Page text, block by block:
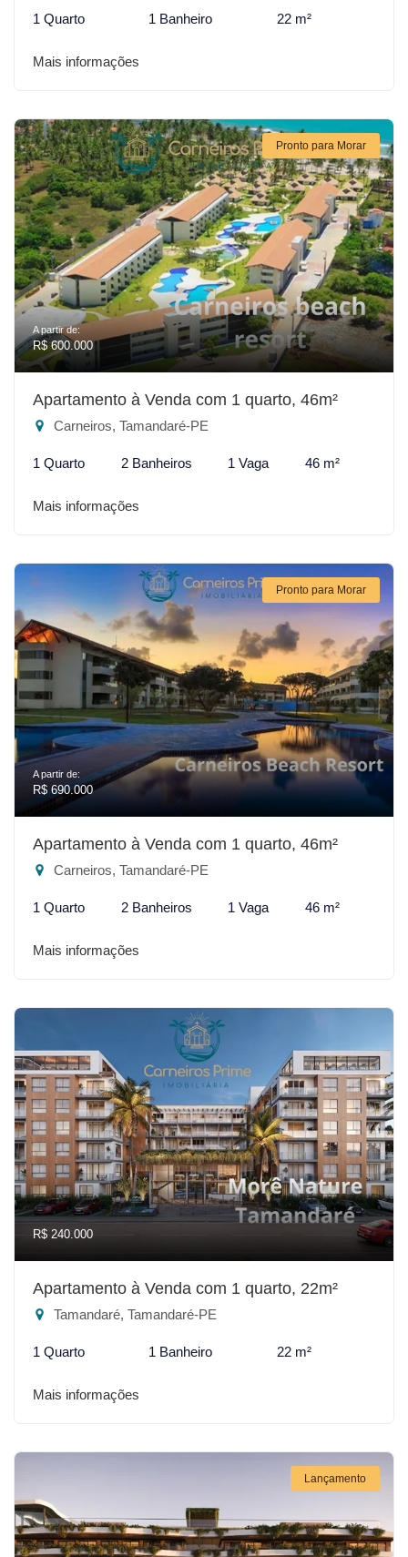
1 Quarto 1 Banheiro 22 m²
Mais informações
Pronto para Morar
A partir de:
R$ 600.000
Apartamento à Venda com 1 quarto, 46m²
Carneiros, Tamandaré-PE
1 Quarto 2 Banheiros 1 Vaga 46 m²
Mais informações
Pronto para Morar
A partir de:
R$ 690.000
Apartamento à Venda com 1 quarto, 46m²
Carneiros, Tamandaré-PE
1 Quarto 2 Banheiros 1 Vaga 46 m²
Mais informações
R$ 240.000
Apartamento à Venda com 1 quarto, 22m²
Tamandaré, Tamandaré-PE
1 Quarto 1 Banheiro 22 m²
Mais informações
Lançamento